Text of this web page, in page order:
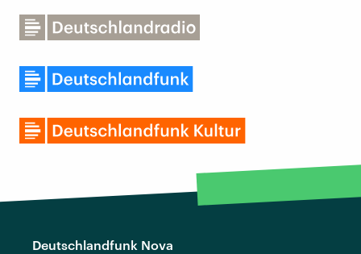
Deutschlandfunk Nova